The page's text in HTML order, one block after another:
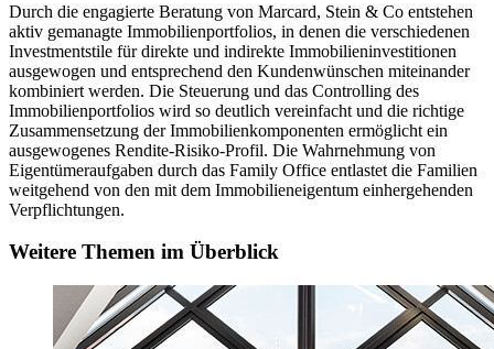
Durch die engagierte Beratung von Marcard, Stein & Co entstehen
aktiv gemanagte Immobilienportfolios, in denen die verschiedenen
Investmentstile für direkte und indirekte Immobilieninvestitionen
ausgewogen und entsprechend den Kundenwünschen miteinander
kombiniert werden. Die Steuerung und das Controlling des
Immobilienportfolios wird so deutlich vereinfacht und die richtige
Zusammensetzung der Immobilienkomponenten ermöglicht ein
ausgewogenes Rendite-Risiko-Profil. Die Wahrnehmung von
Eigentümeraufgaben durch das Family Office entlastet die Familien
weitgehend von den mit dem Immobilieneigentum einhergehenden
Verpflichtungen.
Weitere Themen im Überblick